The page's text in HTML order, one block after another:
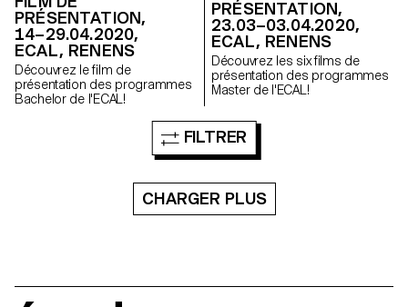
PRÉSENTATION,
14–29.04.2020,
ECAL, RENENS
Découvrez le film de
présentation des programmes
Bachelor de l'ECAL!
PRÉSENTATION,
23.03–03.04.2020,
ECAL, RENENS
Découvrez les six films de
présentation des programmes
Master de l'ECAL!
FILTRER
CHARGER PLUS